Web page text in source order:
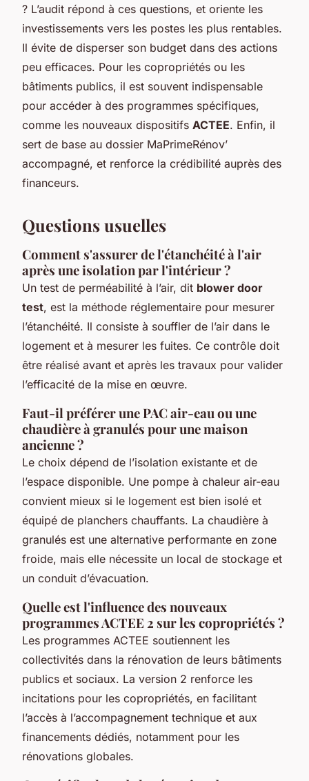
? L’audit répond à ces questions, et oriente les
investissements vers les postes les plus rentables.
Il évite de disperser son budget dans des actions
peu efficaces. Pour les copropriétés ou les
bâtiments publics, il est souvent indispensable
pour accéder à des programmes spécifiques,
comme les nouveaux dispositifs ACTEE. Enfin, il
sert de base au dossier MaPrimeRénov’
accompagné, et renforce la crédibilité auprès des
financeurs.
Questions usuelles
Comment s'assurer de l'étanchéité à l'air
après une isolation par l'intérieur ?
Un test de perméabilité à l’air, dit blower door
test, est la méthode réglementaire pour mesurer
l’étanchéité. Il consiste à souffler de l’air dans le
logement et à mesurer les fuites. Ce contrôle doit
être réalisé avant et après les travaux pour valider
l’efficacité de la mise en œuvre.
Faut-il préférer une PAC air-eau ou une
chaudière à granulés pour une maison
ancienne ?
Le choix dépend de l’isolation existante et de
l’espace disponible. Une pompe à chaleur air-eau
convient mieux si le logement est bien isolé et
équipé de planchers chauffants. La chaudière à
granulés est une alternative performante en zone
froide, mais elle nécessite un local de stockage et
un conduit d’évacuation.
Quelle est l'influence des nouveaux
programmes ACTEE 2 sur les copropriétés ?
Les programmes ACTEE soutiennent les
collectivités dans la rénovation de leurs bâtiments
publics et sociaux. La version 2 renforce les
incitations pour les copropriétés, en facilitant
l’accès à l’accompagnement technique et aux
financements dédiés, notamment pour les
rénovations globales.